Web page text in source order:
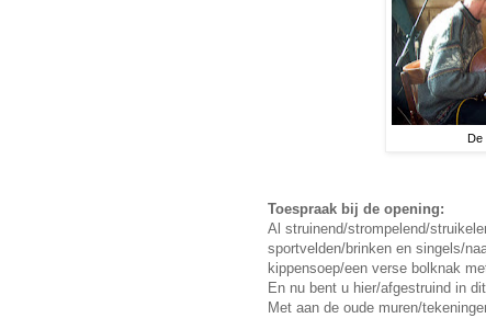
Toespraak bij de opening:
Al struinend/strompelend/
sportvelden/brinken en singels/
kippensoep/een verse bolknak
En nu bent u hier/afgestruind in
Met aan de oude muren/